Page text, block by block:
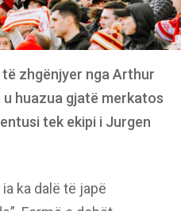
zhgënjyer nga Arthur
huazua gjatë merkatos
tek ekipi i Jurgen
ka dalë të japë